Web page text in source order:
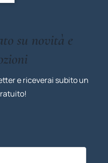
su novità e
e riceverai subito un